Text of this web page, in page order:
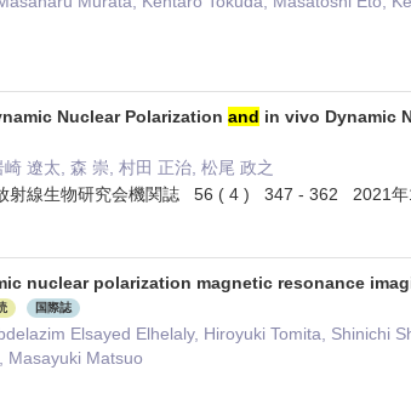
Nuclear Polarization and in vivo Dynamic
遼太, 森 崇, 村田 正治, 松尾 政之
射線生物研究会機関誌 56 ( 4 ) 347 - 362 2021年
nuclear polarization magnetic resonance
国際誌
Elsayed Elhelaly, Hiroyuki Tomita, Shinichi
Masayuki Matsuo